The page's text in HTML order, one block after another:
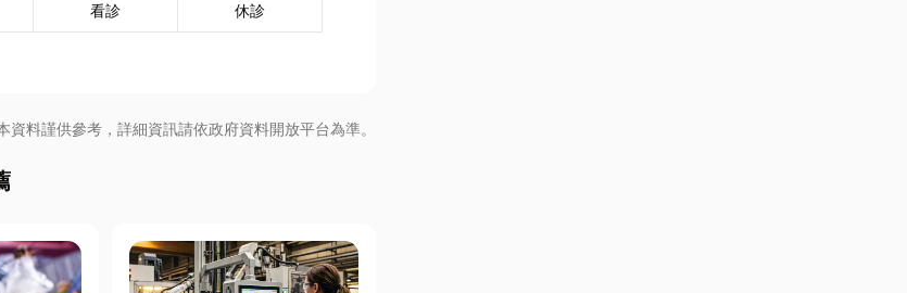
看診 休診
資料謹供參考，詳細資訊請依政府資料開放平台為準。